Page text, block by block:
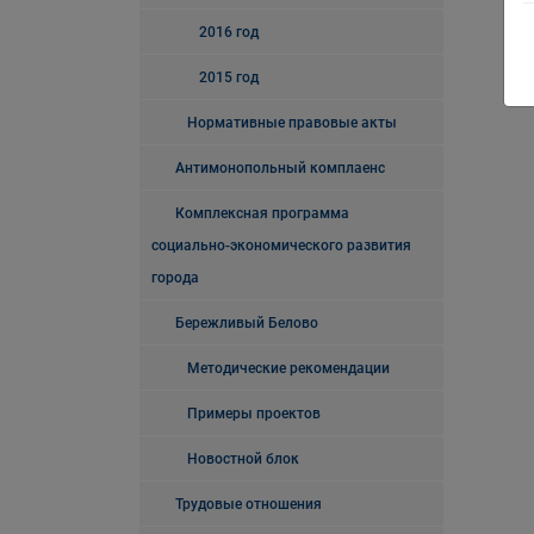
2016 год
2015 год
Нормативные правовые акты
Антимонопольный комплаенс
Комплексная программа
социально-экономического развития
города
Бережливый Белово
Методические рекомендации
Примеры проектов
Новостной блок
Трудовые отношения